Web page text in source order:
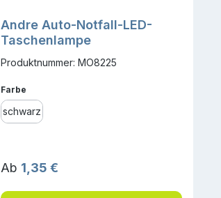
Andre Auto-Notfall-LED-
Taschenlampe
Produktnummer: MO8225
Farbeauswählen
schwarz
Regulärer Preis:
Ab 1,35 €